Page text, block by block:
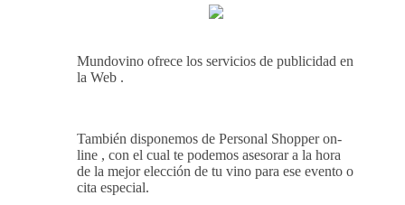
Mundovino ofrece los servicios de publicidad en
la Web .
También disponemos de Personal Shopper on-
line , con el cual te podemos asesorar a la hora
de la mejor elección de tu vino para ese evento o
cita especial.